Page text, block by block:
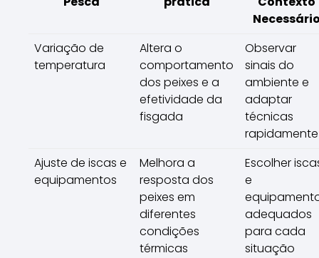
Variação de
temperatura
Altera o
comportamento
dos peixes e a
efetividade da
fisgada
Observar
sinais do
ambiente e
adaptar
técnicas
rapidamente
Ajuste de iscas e
equipamentos
Melhora a
resposta dos
peixes em
diferentes
condições
térmicas
Escolher
e
adequados
para cada
situação